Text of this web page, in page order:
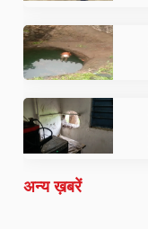
अन्य ख़बरें